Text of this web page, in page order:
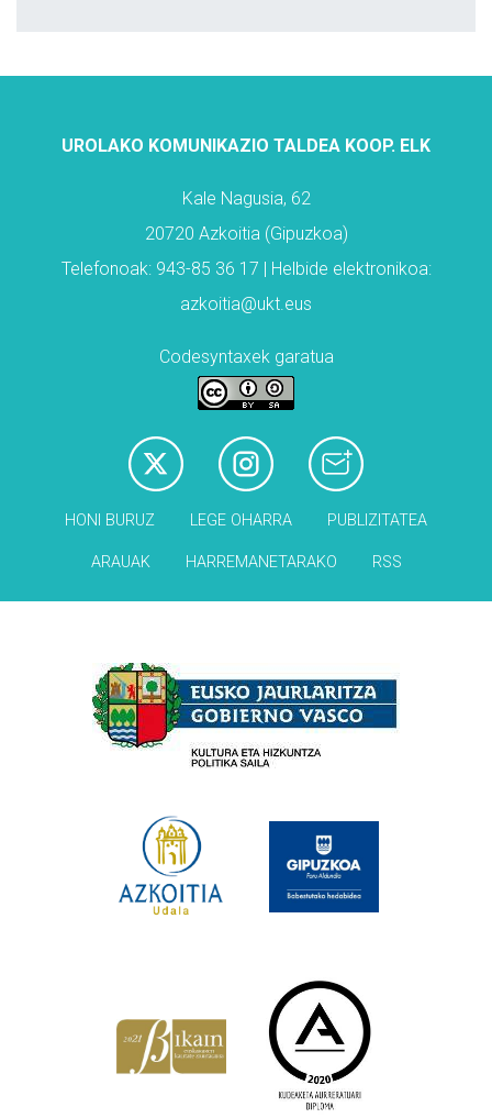
UROLAKO KOMUNIKAZIO TALDEA KOOP. ELK
Kale Nagusia, 62
20720 Azkoitia (Gipuzkoa)
Telefonoak: 943-85 36 17 | Helbide elektronikoa:
azkoitia@ukt.eus
Codesyntaxek garatua
HONI BURUZ LEGE OHARRA PUBLIZITATEA
ARAUAK HARREMANETARAKO RSS